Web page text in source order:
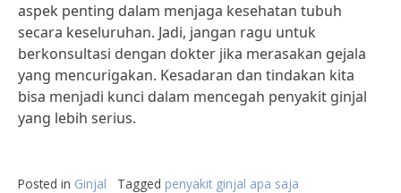
aspek penting dalam menjaga kesehatan tubuh
secara keseluruhan. Jadi, jangan ragu untuk
berkonsultasi dengan dokter jika merasakan gejala
yang mencurigakan. Kesadaran dan tindakan kita
bisa menjadi kunci dalam mencegah penyakit ginjal
yang lebih serius.
Posted in Ginjal Tagged penyakit ginjal apa saja